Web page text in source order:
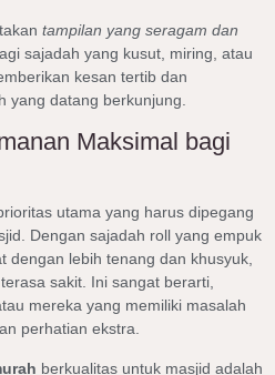
tampilan yang seragam dan
sajadah yang kusut, miring, atau
kesan tertib dan
yang datang berkunjung.
Maksimal bagi
utama yang harus dipegang
Dengan sajadah roll yang empuk
dengan lebih tenang dan khusyuk,
sakit. Ini sangat berarti,
mereka yang memiliki masalah
perhatian ekstra.
berkualitas untuk masjid adalah